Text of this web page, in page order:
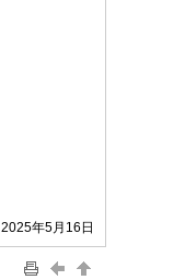
2025年5月16日